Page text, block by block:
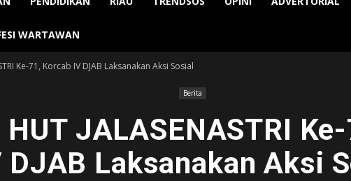
WARTAWAN
Ke-71, Korcab IV DJAB Laksanakan Aksi Sosial
Berita
JALASENASTRI
DJAB Laksanakan Aksi